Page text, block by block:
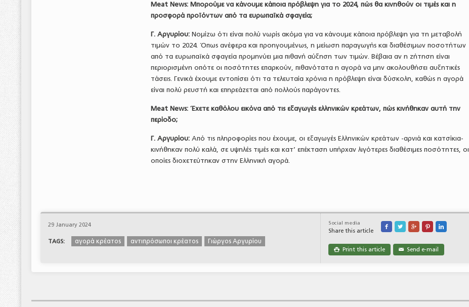
Meat News: Μπορούμε να κάνουμε κάποια πρόβλεψη για το 2024, πώς θα κινηθούν οι τιμές και η
προσφορά προϊόντων από τα ευρωπαϊκά σφαγεία;
Γ. Αργυρίου:Νομίζω ότι είναι πολύ νωρίς ακόμα για να κάνουμε κάποια πρόβλεψη για τη μεταβολή
τιμών το 2024. Όπως ανέφερα και προηγουμένως, η μείωση παραγωγής και διαθέσιμων ποσοτήτων
από τα ευρωπαϊκά σφαγεία προμηνύει μια πιθανή αύξηση των τιμών. Βέβαια αν η ζήτηση είναι
περιορισμένη οπότε οι ποσότητες επαρκούν, πιθανότατα η αγορά να μην ακολουθήσει αυξητικές
τάσεις. Γενικά έχουμε εντοπίσει ότι τα τελευταία χρόνια η πρόβλεψη είναι δύσκολη, καθώς η αγορά
είναι πολύ ρευστή και επηρεάζεται από πολλούς παράγοντες.
Meat News: Έχετε καθόλου εικόνα από τις εξαγωγές ελληνικών κρεάτων, πώς κινήθηκαν αυτή την
περίοδο;
Γ. Αργυρίου:Από τις πληροφορίες που έχουμε, οι εξαγωγές Ελληνικών κρεάτων -αρνιά και κατσίκια-
κινήθηκαν πολύ καλά, σε υψηλές τιμές και κατ’ επέκταση υπήρχαν λιγότερες διαθέσιμες ποσότητες, οι
οποίες διοχετεύτηκαν στην Ελληνική αγορά.
Social media
Share this article
    
 Print this article ✉ Send e-mail
29 January 2024
TAGS: αγορά κρέατος αντιπρόσωποι κρέατος Γιώργος Αργυρίου